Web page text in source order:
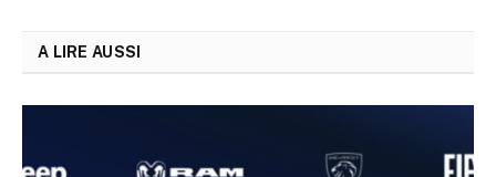
A LIRE AUSSI